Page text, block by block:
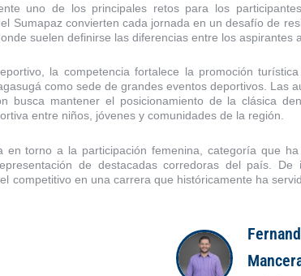
uno de los principales retos para los
Sumapaz convierten cada jornada en un desafío de
suelen definirse las diferencias entre los aspirantes
la competencia fortalece la promoción
como sede de grandes eventos deportivos. Las
busca mantener el posicionamiento de la clásica
entre niños, jóvenes y comunidades de la región.
en torno a la participación femenina, categoría que
de destacadas corredoras del país. De
competitivo en una carrera que históricamente ha